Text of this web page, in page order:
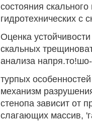
состояния
гидротехнических с
Оценка
скальных
анализа
турпых
механизм
стенопа зависит от
слагающих массив,